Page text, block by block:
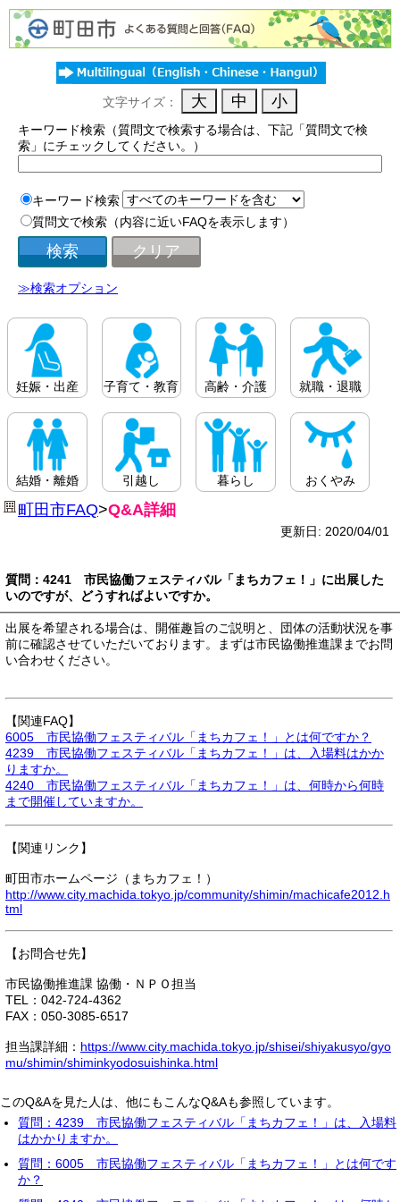
文字サイズ：
キーワード検索（質問文で検索する場合は、下記「質問文で検
索」にチェックしてください。）
キーワード検索
質問文で検索（内容に近いFAQを表示します）
≫検索オプション
妊娠・出産 子育て・教育 高齢・介護 就職・退職
結婚・離婚 引越し 暮らし おくやみ
町田市FAQ>Q&A詳細
更新日: 2020/04/01
質問：4241 市民協働フェスティバル「まちカフェ！」に出展した
いのですが、どうすればよいですか。
出展を希望される場合は、開催趣旨のご説明と、団体の活動状況を事
前に確認させていただいております。まずは市民協働推進課までお問
い合わせください。
【関連FAQ】
6005 市民協働フェスティバル「まちカフェ！」とは何ですか？
4239 市民協働フェスティバル「まちカフェ！」は、入場料はかか
りますか。
4240 市民協働フェスティバル「まちカフェ！」は、何時から何時
まで開催していますか。
【関連リンク】
町田市ホームページ（まちカフェ！）
http://www.city.machida.tokyo.jp/community/shimin/machicafe2012.h
tml
【お問合せ先】
市民協働推進課 協働・ＮＰＯ担当
TEL：042-724-4362
FAX：050-3085-6517
担当課詳細： https://www.city.machida.tokyo.jp/shisei/shiyakusyo/gyo
mu/shimin/shiminkyodosuishinka.html
このQ&Aを見た人は、他にもこんなQ&Aも参照しています。
質問：4239 市民協働フェスティバル「まちカフェ！」は、入場料
はかかりますか。
質問：6005 市民協働フェスティバル「まちカフェ！」とは何です
か？